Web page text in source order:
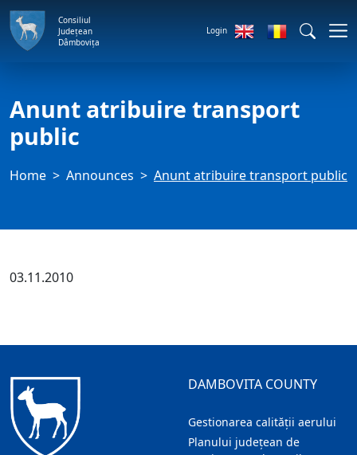
Consiliul
Județean
Dâmbovița
Login
Anunt atribuire transport
public
Home Announces Anunt atribuire transport public
03.11.2010
DAMBOVITA COUNTY
Gestionarea calității aerului
Planului județean de